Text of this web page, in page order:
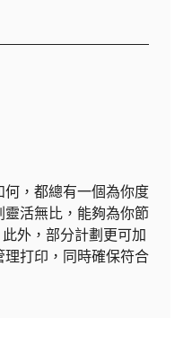
，都總有一個為你度
活無比，能夠為你節
外，部分計劃更可加
理打印，同時確保符合